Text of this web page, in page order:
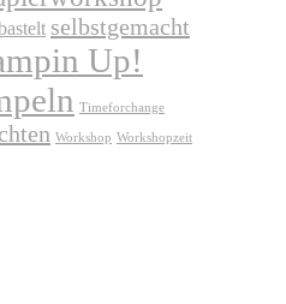
selbstgemacht
Up!
Timeforchange
Workshop Workshopzeit